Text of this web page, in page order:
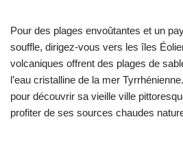
Pour des plages envoûtantes et un
souffle, dirigez-vous vers les îles
volcaniques offrent des plages de
l’eau cristalline de la mer
pour découvrir sa vieille ville
profiter de ses sources chaudes